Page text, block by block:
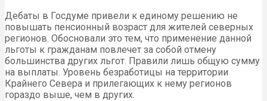
Дебаты в Госдуме привели к единому решению не
повышать пенсионный возраст для жителей северных
регионов. Обосновали это тем, что применение данной
льготы к гражданам повлечет за собой отмену
большинства других льгот. Правили лишь общую сумму
на выплаты. Уровень безработицы на территории
Крайнего Севера и прилегающих к нему регионов
гораздо выше, чем в других.